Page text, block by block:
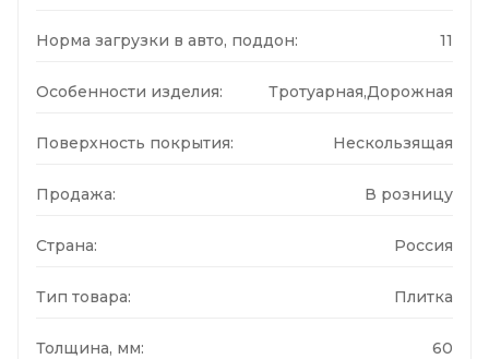
Норма загрузки в авто, поддон: 11
Особенности изделия: Тротуарная,Дорожная
Поверхность покрытия: Нескользящая
Продажа: В розницу
Страна: Россия
Тип товара: Плитка
Толщина, мм: 60